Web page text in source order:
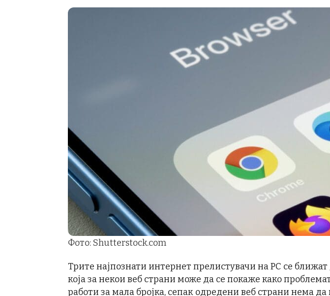
Фото: Shutterstock.com
Трите најпознати интернет прелистувачи на PC се ближат
која за некои веб страни може да се покаже како
работи за мала бројка, сепак одредени веб страни нема